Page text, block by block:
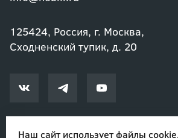
Наш сайт использует файлы
125424, Россия, г. Москва,
Сходненский тупик, д. 20